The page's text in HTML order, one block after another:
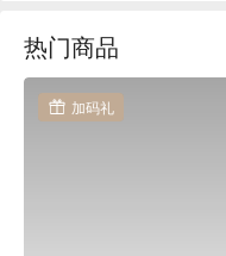
围，在 Google 上收获了
当地人超爱它的理由很
Ch17 的灵魂在于用料扎
热门商品
加码礼